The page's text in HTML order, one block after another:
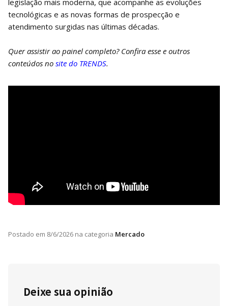
tecnológicas e as novas formas de prospecção e
atendimento surgidas nas últimas décadas.
Quer assistir ao painel completo? Confira esse e outros
conteúdos no site do TRENDS.
Postado em 8/6/2026 na categoria Mercado
Deixe sua opinião